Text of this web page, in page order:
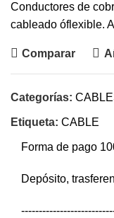
Conductores de
cableado óflexible.
Comparar
Categorías:
Etiqueta: CABLE
Forma de pago
Depósito,